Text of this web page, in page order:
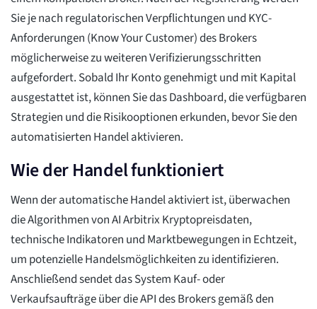
Sie je nach regulatorischen Verpflichtungen und KYC-
Anforderungen (Know Your Customer) des Brokers
möglicherweise zu weiteren Verifizierungsschritten
aufgefordert. Sobald Ihr Konto genehmigt und mit Kapital
ausgestattet ist, können Sie das Dashboard, die verfügbaren
Strategien und die Risikooptionen erkunden, bevor Sie den
automatisierten Handel aktivieren.
Wie der Handel funktioniert
Wenn der automatische Handel aktiviert ist, überwachen
die Algorithmen von AI Arbitrix Kryptopreisdaten,
technische Indikatoren und Marktbewegungen in Echtzeit,
um potenzielle Handelsmöglichkeiten zu identifizieren.
Anschließend sendet das System Kauf- oder
Verkaufsaufträge über die API des Brokers gemäß den